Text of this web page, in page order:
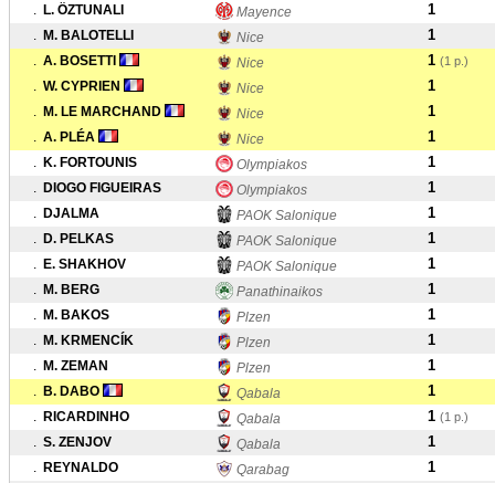
. L. ÖZTUNALI Mayence 1
. M. BALOTELLI Nice 1
. A. BOSETTI Nice 1 (1 p.)
. W. CYPRIEN Nice 1
. M. LE MARCHAND Nice 1
. A. PLÉA Nice 1
. K. FORTOUNIS Olympiakos 1
. DIOGO FIGUEIRAS Olympiakos 1
. DJALMA PAOK Salonique 1
. D. PELKAS PAOK Salonique 1
. E. SHAKHOV PAOK Salonique 1
. M. BERG Panathinaikos 1
. M. BAKOS Plzen 1
. M. KRMENCÍK Plzen 1
. M. ZEMAN Plzen 1
. B. DABO Qabala 1
. RICARDINHO Qabala 1 (1 p.)
. S. ZENJOV Qabala 1
. REYNALDO Qarabag 1